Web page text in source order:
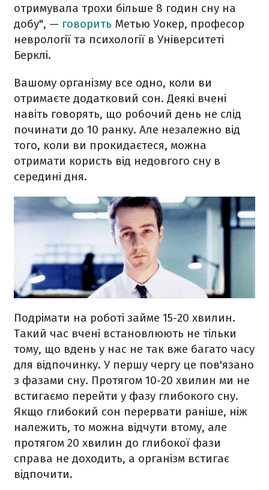
отримувала трохи більше 8 годин сну на
добу", — говорить Метью Уокер, професор
неврології та психології в Університеті
Берклі.
Вашому організму все одно, коли ви
отримаєте додатковий сон. Деякі вчені
навіть говорять, що робочий день не слід
починати до 10 ранку. Але незалежно від
того, коли ви прокидаєтеся, можна
отримати користь від недовгого сну в
середині дня.
Подрімати на роботі займе 15-20 хвилин.
Такий час вчені встановлюють не тільки
тому, що вдень ​​у нас не так вже багато часу
для відпочинку. У першу чергу це пов'язано
з фазами сну. Протягом 10-20 хвилин ми не
встигаємо перейти у фазу глибокого сну.
Якщо глибокий сон перервати раніше, ніж
належить, то можна відчути втому, але
протягом 20 хвилин до глибокої фази
справа не доходить, а організм встигає
відпочити.